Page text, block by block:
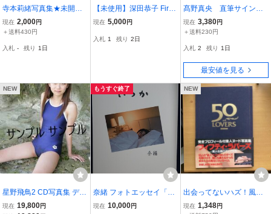
寺本莉緒写真集★未開封
品★「帯付★RIO★かわ
いさ満開・新品」 定価27
現在 2,000円
＋送料430円
入札 - 残り 1日
【未使用】深田恭子 First
Trading Card ファースト
現在 5,000円
入札 1 残り 2日
髙野真央 直筆サイン入
り 1st 写真集 まおのこ
と 丁寧に梱包 高野真
現在 3,380円
＋送料230円
入札 2 残り 1日
最安値を見る
NEW
星野飛鳥2 CD写真集 デジ
タル写真集 120枚収録 デ
現在 19,800円
もうすぐ終了
奈緒 フォトエッセイ「い
つか」 直筆サイン入り、
現在 10,000円
NEW
出会ってないハズ！風俗
系写真集 【50LOVER
現在 1,348円